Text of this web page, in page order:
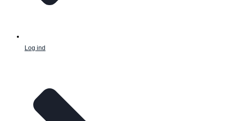
Log ind